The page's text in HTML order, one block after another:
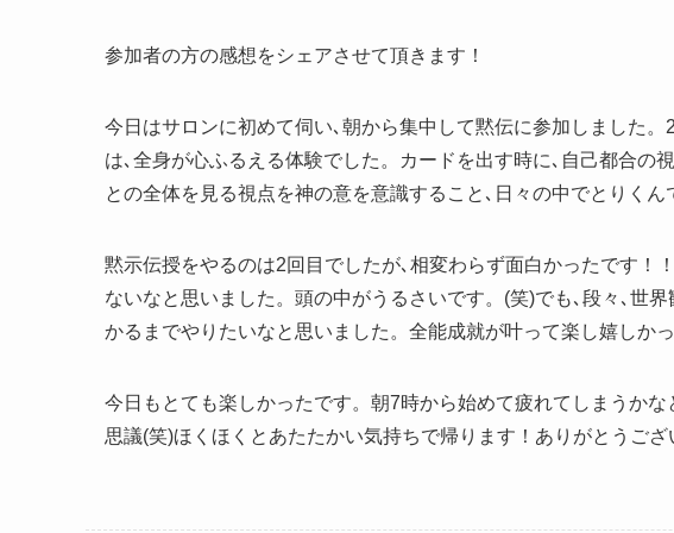
参加者の方の感想をシェアさせて頂きます！
今日はサロンに初めて伺い､朝から集中して黙伝に参加しました
は､全身が心ふるえる体験でした。カードを出す時に､自己都合の
との全体を見る視点を神の意を意識すること､日々の中でとりく
黙示伝授をやるのは2回目でしたが､相変わらず面白かったです！
ないなと思いました。頭の中がうるさいです。(笑)でも､段々､世
かるまでやりたいなと思いました。全能成就が叶って楽し嬉しか
今日もとても楽しかったです。朝7時から始めて疲れてしまうか
思議(笑)ほくほくとあたたかい気持ちで帰ります！ありがとうござ